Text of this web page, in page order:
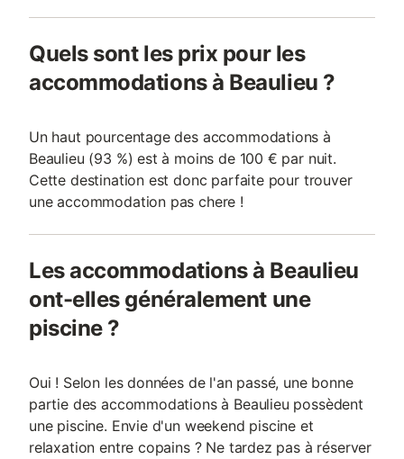
Quels sont les prix pour les
accommodations à Beaulieu ?
Un haut pourcentage des accommodations à
Beaulieu (93 %) est à moins de 100 € par nuit.
Cette destination est donc parfaite pour trouver
une accommodation pas chere !
Les accommodations à Beaulieu
ont-elles généralement une
piscine ?
Oui ! Selon les données de l'an passé, une bonne
partie des accommodations à Beaulieu possèdent
une piscine. Envie d'un weekend piscine et
relaxation entre copains ? Ne tardez pas à réserver